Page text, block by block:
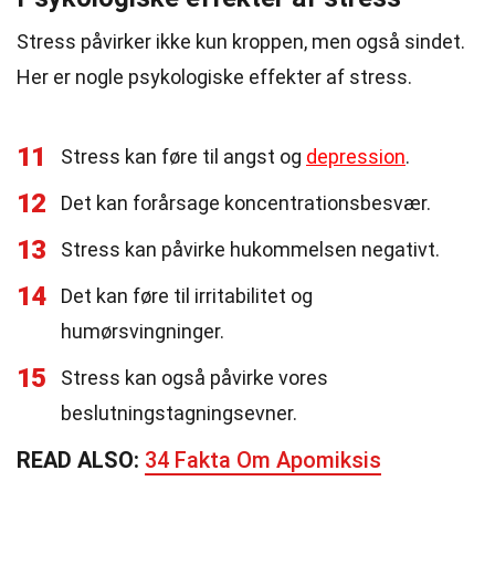
Stress påvirker ikke kun kroppen, men også sindet.
Her er nogle psykologiske effekter af stress.
11 Stress kan føre til angst og depression.
12 Det kan forårsage koncentrationsbesvær.
13 Stress kan påvirke hukommelsen negativt.
14
Det kan føre til irritabilitet og
humørsvingninger.
15
Stress kan også påvirke vores
beslutningstagningsevner.
READ ALSO: 34 Fakta Om Apomiksis